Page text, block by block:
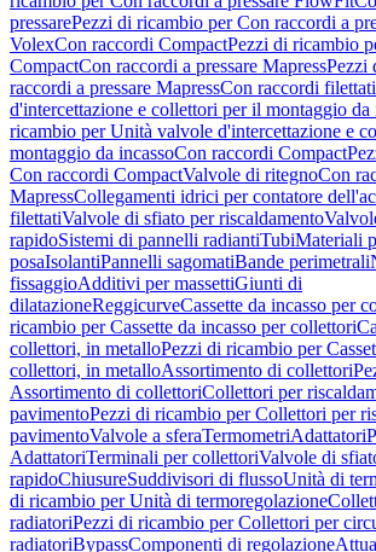
pressarePezzi di ricambio per Con raccordi a
VolexCon raccordi CompactPezzi di ricambio
CompactCon raccordi a pressare MapressPezzi
raccordi a pressare MapressCon raccordi filettati
d'intercettazione e collettori per il montaggio da
ricambio per Unità valvole d'intercettazione e
montaggio da incassoCon raccordi Compact
Con raccordi CompactValvole di ritegnoCon
MapressCollegamenti idrici per contatore
filettatiValvole di sfiato per riscaldamento
rapidoSistemi di pannelli radiantiTubiMateriali
posaIsolantiPannelli sagomatiBande perimetrali
fissaggioAdditivi per massettiGiunti di
dilatazioneReggicurveCassette da incasso per
ricambio per Cassette da incasso per collettori
collettori, in metalloPezzi di ricambio per
collettori, in metalloAssortimento di collettori
Assortimento di collettoriCollettori per
pavimentoPezzi di ricambio per Collettori per
pavimentoValvole a sferaTermometriAdattatori
AdattatoriTerminali per collettoriValvole di
rapidoChiusureSuddivisori di flussoUnità di
di ricambio per Unità di termoregolazione
radiatoriPezzi di ricambio per Collettori per
radiatoriBypassComponenti di regolazione